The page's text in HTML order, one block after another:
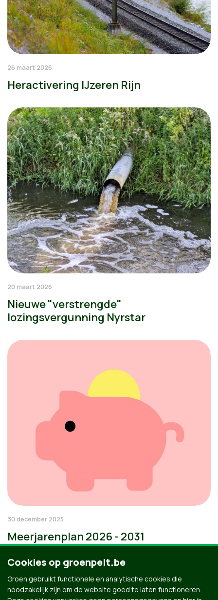
26 maart 2026
Heractivering IJzeren Rijn
20 maart 2026
Nieuwe "verstrengde"
lozingsvergunning Nyrstar
30 december 2025
Meerjarenplan 2026 - 2031
Cookies op groenpelt.be
Groen gebruikt functionele en analytische cookies die
noodzakelijk zijn om de website goed te laten functioneren.